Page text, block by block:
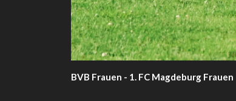
BVB Frauen - 1. FC Magdeburg Frauen